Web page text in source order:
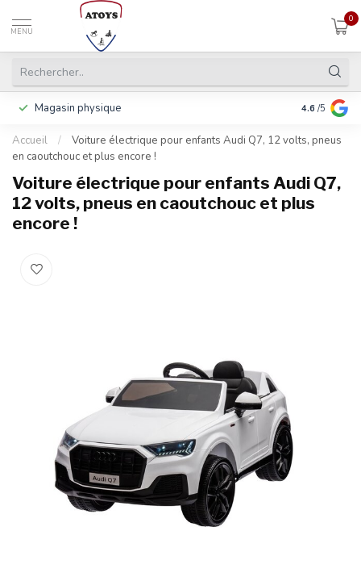
MENU
0
Magasin physique Payer en 3
4.6 /5
Accueil /
Voiture électrique pour enfants Audi Q7, 12 volts, pneus
en caoutchouc et plus encore !
Voiture électrique pour enfants Audi Q7,
12 volts, pneus en caoutchouc et plus
encore !